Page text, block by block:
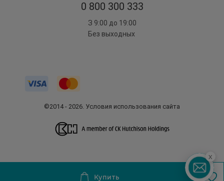
0 800 300 333
З 9:00 до 19:00
Без выходных
©2014 - 2026. Условия использования сайта
x